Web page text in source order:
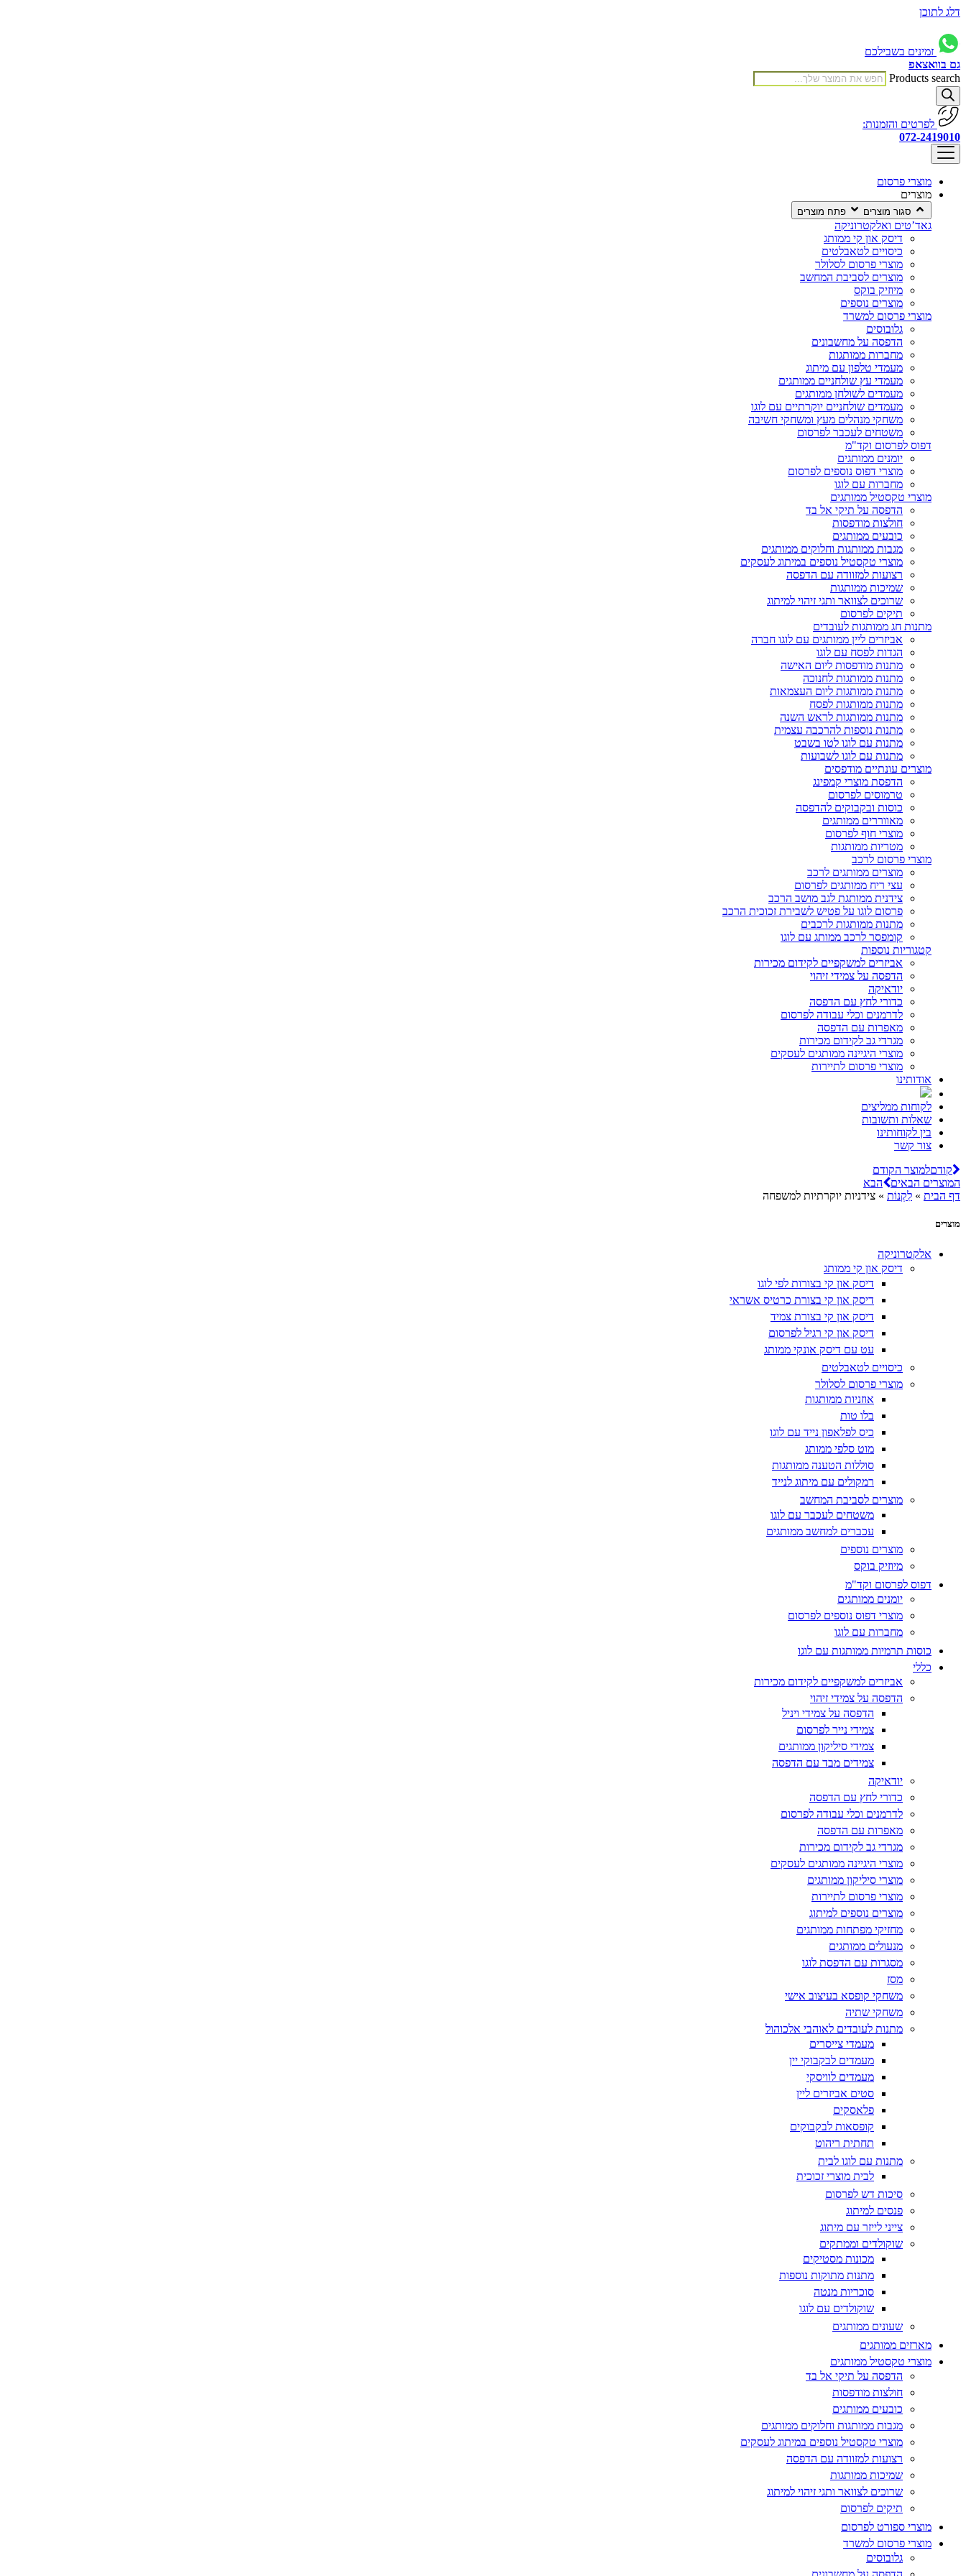
דלג לתוכן
זמינים בשבילכם
גם בוואצאפ
Products search
לפרטים והזמנות:
072-2419010
מוצרי פרסום
מוצרים
סגור מוצרים פתח מוצרים
גאד’טים ואלקטרוניקה
דיסק און קי ממותג
כיסויים לטאבלטים
מוצרי פרסום לסלולר
מוצרים לסביבת המחשב
מיוזיק בוקס
מוצרים נוספים
מוצרי פרסום למשרד
גלובוסים
הדפסה על מחשבונים
מחברות ממותגות
מעמדי טלפון עם מיתוג
מעמדי עץ שולחניים ממותגים
מעמדים לשולחן ממותגים
מעמדים שולחניים יוקרתיים עם לוגו
משחקי מנהלים מעץ ומשחקי חשיבה
משטחים לעכבר לפרסום
דפוס לפרסום וקד"מ
יומנים ממותגים
מוצרי דפוס נוספים לפרסום
מחברות עם לוגו
מוצרי טקסטיל ממותגים
הדפסה על תיקי אל בד
חולצות מודפסות
כובעים ממותגים
מגבות ממותגות וחלוקים ממותגים
מוצרי טקסטיל נוספים במיתוג לעסקים
רצועות למזוודה עם הדפסה
שמיכות ממותגות
שרוכים לצוואר ותגי זיהוי למיתוג
תיקים לפרסום
מתנות חג ממותגות לעובדים
אביזרים ליין ממותגים עם לוגו חברה
הגדות לפסח עם לוגו
מתנות מודפסות ליום האישה
מתנות ממותגות לחנוכה
מתנות ממותגות ליום העצמאות
מתנות ממותגות לפסח
מתנות ממותגות לראש השנה
מתנות נוספות להרכבה עצמית
מתנות עם לוגו לטו בשבט
מתנות עם לוגו לשבועות
מוצרים עונתיים מודפסים
הדפסת מוצרי קמפינג
טרמוסים לפרסום
כוסות ובקבוקים להדפסה
מאווררים ממותגים
מוצרי חוף לפרסום
מטריות ממותגות
מוצרי פרסום לרכב
מוצרים ממותגים לרכב
עצי ריח ממותגים לפרסום
צידנית ממותגת לגב מושב הרכב
פרסום לוגו על פטיש לשבירת זכוכית הרכב
מתנות ממותגות לרכבים
קומפסר לרכב ממותג עם לוגו
קטגוריות נוספות
אביזרים למשקפיים לקידום מכירות
הדפסה על צמידי זיהוי
יודאיקה
כדורי לחץ עם הדפסה
לדרמנים וכלי עבודה לפרסום
מאפרות עם הדפסה
מגרדי גב לקידום מכירות
מוצרי היגיינה ממותגים לעסקים
מוצרי פרסום לתיירות
אודותינו
לקוחות ממליצים
שאלות ותשובות
בין לקוחותינו
צור קשר
קודםלמוצר הקודם
המוצרים הבאים
הבא
דף הבית » לִקְנוֹת » צידניות יוקרתיות למשפחה
מוצרים
אלקטרוניקה
דיסק און קי ממותג
דיסק און קי בצורות לפי לוגו
דיסק און קי בצורת כרטיס אשראי
דיסק און קי בצורת צמיד
דיסק און קי רגיל לפרסום
עט עם דיסק אונקי ממותג
כיסויים לטאבלטים
מוצרי פרסום לסלולר
אוזניות ממותגות
בלו טות
כיס לפלאפון נייד עם לוגו
מוט סלפי ממותג
סוללות הטענה ממותגות
רמקולים עם מיתוג לנייד
מוצרים לסביבת המחשב
משטחים לעכבר עם לוגו
עכברים למחשב ממותגים
מוצרים נוספים
מיוזיק בוקס
דפוס לפרסום וקד"מ
יומנים ממותגים
מוצרי דפוס נוספים לפרסום
מחברות עם לוגו
כוסות תרמיות ממותגות עם לוגו
כללי
אביזרים למשקפיים לקידום מכירות
הדפסה על צמידי זיהוי
הדפסה על צמידי ויניל
צמידי נייר לפרסום
צמידי סיליקון ממותגים
צמידים מבד עם הדפסה
יודאיקה
כדורי לחץ עם הדפסה
לדרמנים וכלי עבודה לפרסום
מאפרות עם הדפסה
מגרדי גב לקידום מכירות
מוצרי היגיינה ממותגים לעסקים
מוצרי סיליקון ממותגים
מוצרי פרסום לתיירות
מוצרים נוספים למיתוג
מחזיקי מפתחות ממותגים
מנעולים ממותגים
מסגרות עם הדפסת לוגו
מסז
משחקי קופסא בעיצוב אישי
משחקי שתיה
מתנות לעובדים לאוהבי אלכוהול
מעמדי צייסרים
מעמדים לבקבוקי יין
מעמדים לוויסקי
סטים אביזרים ליין
פלאסקים
קופסאות לבקבוקים
תחתית ריהוט
מתנות עם לוגו לבית
לבית מוצרי זכוכית
סיכות דש לפרסום
פנסים למיתוג
צייני לייזר עם מיתוג
שוקולדים וממתקים
מכונות מסטיקים
מתנות מתוקות נוספות
סוכריות מנטה
שוקולדים עם לוגו
שעונים ממותגים
מארזים ממותגים
מוצרי טקסטיל ממותגים
הדפסה על תיקי אל בד
חולצות מודפסות
כובעים ממותגים
מגבות ממותגות וחלוקים ממותגים
מוצרי טקסטיל נוספים במיתוג לעסקים
רצועות למזוודה עם הדפסה
שמיכות ממותגות
שרוכים לצוואר ותגי זיהוי למיתוג
תיקים לפרסום
מוצרי ספורט לפרסום
מוצרי פרסום למשרד
גלובוסים